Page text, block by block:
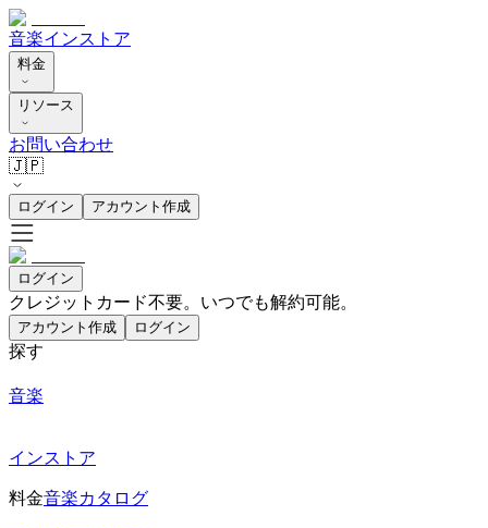
音楽インストア
料金
リソース
お問い合わせ
🇯🇵
ログイン アカウント作成
ログイン
クレジットカード不要。いつでも解約可能。
アカウント作成 ログイン
探す
音楽
インストア
料金音楽カタログ